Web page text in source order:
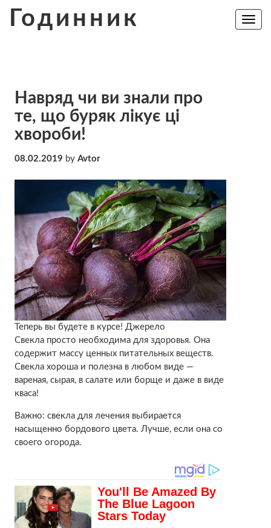
Годинник
Toggle
Навряд чи ви знали про
те, що буряк лікує ці
хвороби!
08.02.2019 by Avtor
Теперь вы будете в курсе! Джерело
Свекла просто необходима для здоровья. Она
содержит массу ценных питательных веществ.
Свекла хороша и полезна в любом виде —
вареная, сырая, в салате или борще и даже в виде
кваса!
Важно: свекла для лечения выбирается
насыщенно бордового цвета. Лучше, если она со
своего огорода.